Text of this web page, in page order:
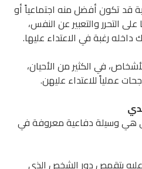
قد تكون أفضل منه اجتماعياً أو
التحرر والتعبير عن النفس،
داخله رغبة في الاعتداء عليها.
في الكثير من الأحيان،
عملياً للاعتداء عليهن.
وسيلة دفاعية معروفة في
بتقمص دور الشخص الذي